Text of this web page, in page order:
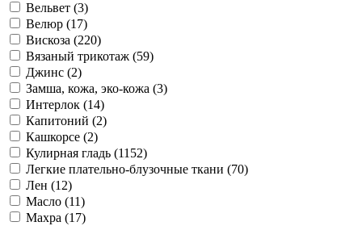
Вельвет (3)
Велюр (17)
Вискоза (220)
Вязаный трикотаж (59)
Джинс (2)
Замша, кожа, эко-кожа (3)
Интерлок (14)
Капитоний (2)
Кашкорсе (2)
Кулирная гладь (1152)
Легкие плательно-блузочные ткани (70)
Лен (12)
Масло (11)
Махра (17)